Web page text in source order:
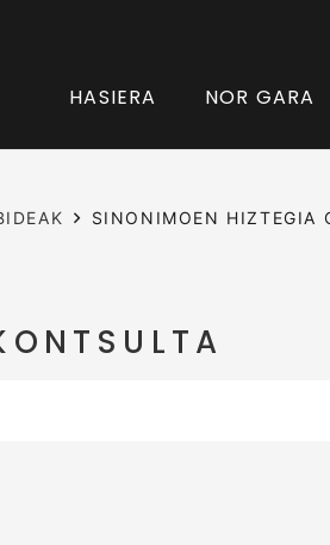
HASIERA NOR GARA
SINONIMOEN HIZTEGIA